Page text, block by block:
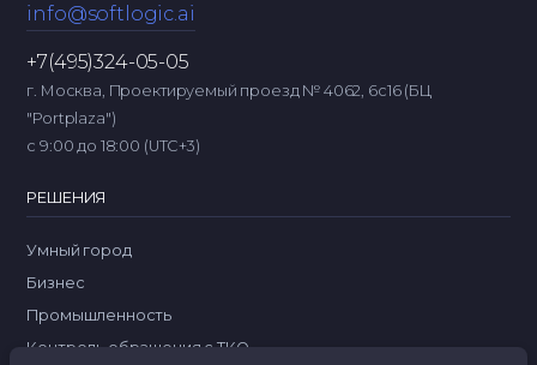
info@softlogic.ai
+7(495)324-05-05
г. Москва, Проектируемый проезд № 4062, 6с16 (БЦ
"Portplaza")
с 9:00 до 18:00 (UTC+3)
РЕШЕНИЯ
Умный город
Бизнес
Промышленность
Контроль обращения с ТКО